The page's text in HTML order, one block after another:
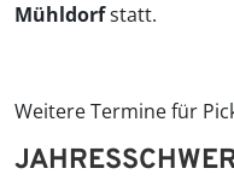
Mühldorfstatt.
Weitere Termine für